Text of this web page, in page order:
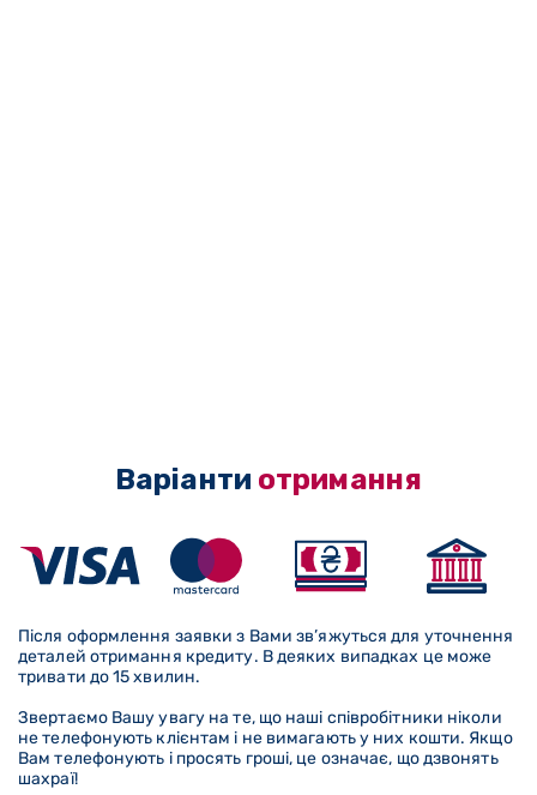
Варіанти отримання
Після оформлення заявки з Вами зв’яжуться для уточнення
деталей отримання кредиту. В деяких випадках це може
тривати до 15 хвилин.
Звертаємо Вашу увагу на те, що наші співробітники ніколи
не телефонують клієнтам і не вимагають у них кошти. Якщо
Вам телефонують і просять гроші, це означає, що дзвонять
шахраї!